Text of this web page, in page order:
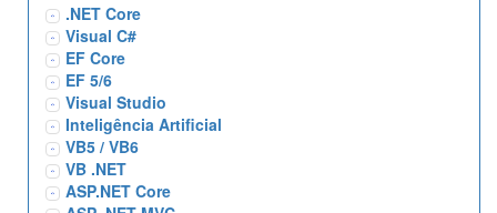
.NET Core
Visual C#
EF Core
EF 5/6
Visual Studio
Inteligência Artificial
VB5 / VB6
VB .NET
ASP.NET Core